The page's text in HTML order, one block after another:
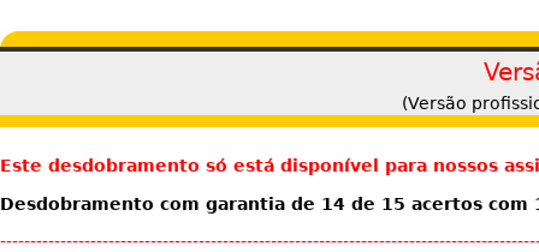
(Versão
Este desdobramento só está disponível para nossos
Desdobramento com garantia de 14 de 15 acertos com